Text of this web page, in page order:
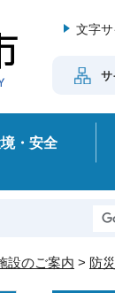
文字
サ
・安全
設のご案内 > 防